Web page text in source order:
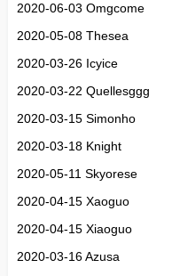
2020-06-03 Omgcome
2020-05-08 Thesea
2020-03-26 Icyice
2020-03-22 Quellesggg
2020-03-15 Simonho
2020-03-18 Knight
2020-05-11 Skyorese
2020-04-15 Xaoguo
2020-04-15 Xiaoguo
2020-03-16 Azusa